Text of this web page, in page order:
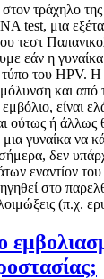
τράχηλο
test, μια
τεστ
εάν η γυναίκα
του HPV. Η
και από
είναι
ούτως ή άλλως
μια γυναίκα να
δεν
εναντίον
στο
(π.χ.